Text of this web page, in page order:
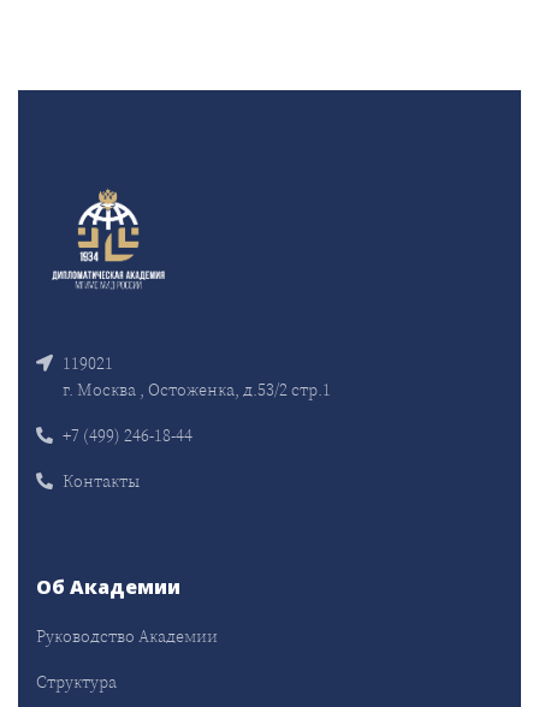
119021
г. Москва , Остоженка, д.53/2 стр.1
+7 (499) 246-18-44
Контакты
Об Академии
Руководство Академии
Структура